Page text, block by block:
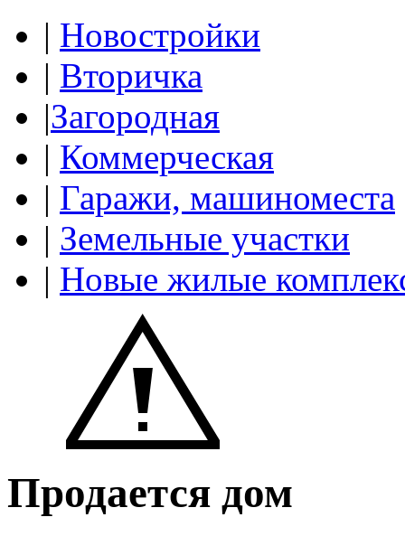
| Новостройки
| Вторичка
|Загородная
| Коммерческая
| Гаражи, машиноместа
| Земельные участки
| Новые жилые
Продается дом